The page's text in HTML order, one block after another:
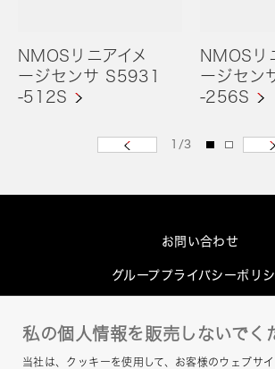
NMOSリニアイメ
ージセンサ S5931
-512S
NMOSリ
ージセン
-256S
1 /3
お問い合わせ
グループプライバシーポリ
このサイトについて
私の個人情報を販売しないでく
当社は、クッキーを使用して、お客様のウェブサ